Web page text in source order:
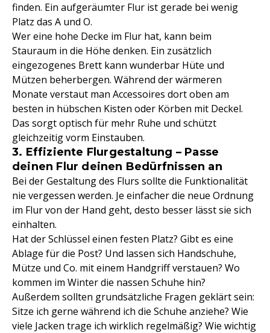
finden. Ein aufgeräumter Flur ist gerade bei wenig
Platz das A und O.
Wer eine hohe Decke im Flur hat, kann beim
Stauraum in die Höhe denken. Ein zusätzlich
eingezogenes Brett kann wunderbar Hüte und
Mützen beherbergen. Während der wärmeren
Monate verstaut man Accessoires dort oben am
besten in hübschen Kisten oder Körben mit Deckel.
Das sorgt optisch für mehr Ruhe und schützt
gleichzeitig vorm Einstauben.
3. Effiziente Flurgestaltung – Passe
deinen Flur deinen Bedürfnissen an
Bei der Gestaltung des Flurs sollte die Funktionalität
nie vergessen werden. Je einfacher die neue Ordnung
im Flur von der Hand geht, desto besser lässt sie sich
einhalten.
Hat der Schlüssel einen festen Platz? Gibt es eine
Ablage für die Post? Und lassen sich Handschuhe,
Mütze und Co. mit einem Handgriff verstauen? Wo
kommen im Winter die nassen Schuhe hin?
Außerdem sollten grundsätzliche Fragen geklärt sein:
Sitze ich gerne während ich die Schuhe anziehe? Wie
viele Jacken trage ich wirklich regelmäßig? Wie wichtig